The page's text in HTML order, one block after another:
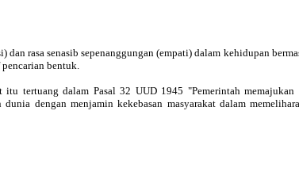
rasa senasib sepenanggungan (empati) dalam kehidupan
bentuk.
tertuang dalam Pasal 32 UUD 1945 "Pemerintah
dengan menjamin kekebasan masyarakat dalam